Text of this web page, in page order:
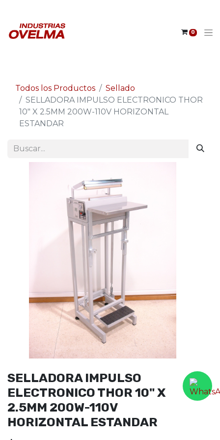
0
Todos los Productos
Sellado
SELLADORA IMPULSO ELECTRONICO THOR
10" X 2.5MM 200W-110V HORIZONTAL
ESTANDAR
SELLADORA IMPULSO
ELECTRONICO THOR 10" X
2.5MM 200W-110V
HORIZONTAL ESTANDAR